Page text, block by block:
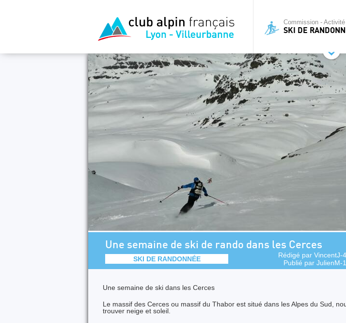
Commission - Activité
SKI DE
Une semaine de ski de rando dans les Cerces
SKI DE RANDONNÉE Rédigé par VincentJ-
Publié par JulienM-
Une semaine de ski dans les Cerces
Le massif des Cerces ou massif du Thabor est situé dans les Alpes du Sud,
trouver neige et soleil.